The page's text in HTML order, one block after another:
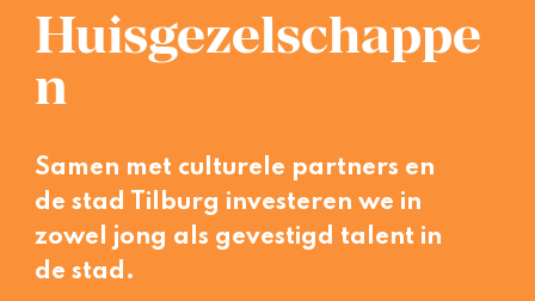
Huisgezelschappe
n
Samen met culturele partners en
de stad Tilburg investeren we in
zowel jong als gevestigd talent in
de stad.